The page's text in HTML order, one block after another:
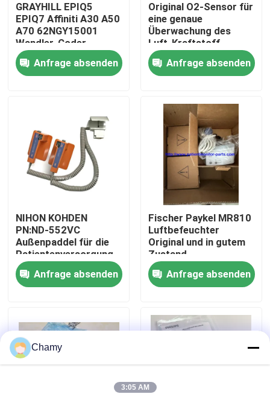
Zu Hause
Über uns
Qualitätskontrolle
Kontakt mit uns
Teile für Patientenmonitore
Patientenmonitormodul
GRAYHILL EPIQ5
EPIQ7 Affiniti A30 A50
A70 62NGY15001
Wandler-Coder
Anfrage absenden
Original O2-Sensor für
eine genaue
Überwachung des
Luft-Kraftstoff-
Verhältnisses
Anfrage absenden
NIHON KOHDEN
PN:ND-552VC
Außenpaddel für die
Patientenversorgung
Anfrage absenden
Fischer Paykel MR810
Luftbefeuchter
Original und in gutem
Zustand
Anfrage absenden
Chamy
3:05 AM